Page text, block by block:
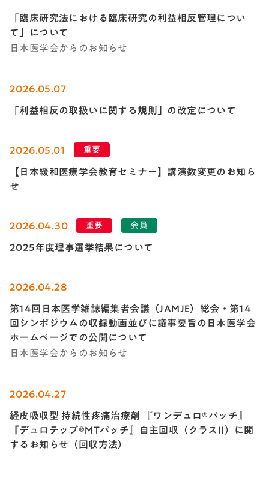
「臨床研究法における臨床研究の利益相反管理につい
て」について
日本医学会からのお知らせ
2026.05.07
「利益相反の取扱いに関する規則」の改定について
2026.05.01 重要
【日本緩和医療学会教育セミナー】講演数変更のお知ら
せ
2026.04.30 重要 会員
2025年度理事選挙結果について
2026.04.28
第14回日本医学雑誌編集者会議（JAMJE）総会・第14
回シンポジウムの収録動画並びに議事要旨の日本医学会
ホームページでの公開について
日本医学会からのお知らせ
2026.04.27
経皮吸収型 持続性疼痛治療剤 『ワンデュロ®パッチ』
『デュロテップ®MTパッチ』自主回収（クラスII）に関
するお知らせ（回収方法）